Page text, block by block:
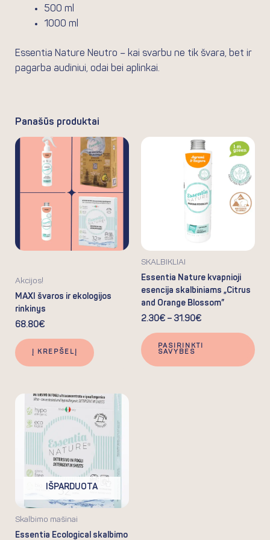
500 ml
1000 ml
Essentia Nature Neutro – kai svarbu ne tik švara, bet ir
pagarba audiniui, odai bei aplinkai.
Panašūs produktai
Akcijos!
MAXI švaros ir ekologijos
rinkinys
68.80€
Į KREPŠELĮ
SKALBIKLIAI
Essentia Nature kvapnioji
esencija skalbiniams „Citrus
and Orange Blossom”
2.30€ – 31.90€
Price
range:
2.30€
through
31.90€
PASIRINKTI
SAVYBES
IŠPARDUOTA
Skalbimo mašinai
Essentia Ecological skalbimo